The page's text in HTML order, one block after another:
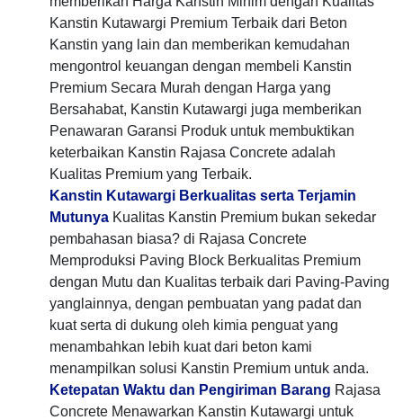
Kanstin Kutawargi Premium Terbaik dari Beton
Kanstin yang lain dan memberikan kemudahan
mengontrol keuangan dengan membeli Kanstin
Premium Secara Murah dengan Harga yang
Bersahabat, Kanstin Kutawargi juga memberikan
Penawaran Garansi Produk untuk membuktikan
keterbaikan Kanstin Rajasa Concrete adalah
Kualitas Premium yang Terbaik.
Kanstin Kutawargi Berkualitas serta Terjamin
Mutunya Kualitas Kanstin Premium bukan sekedar
pembahasan biasa? di Rajasa Concrete
Memproduksi Paving Block Berkualitas Premium
dengan Mutu dan Kualitas terbaik dari Paving-Paving
yanglainnya, dengan pembuatan yang padat dan
kuat serta di dukung oleh kimia penguat yang
menambahkan lebih kuat dari beton kami
menampilkan solusi Kanstin Premium untuk anda.
Ketepatan Waktu dan Pengiriman Barang Rajasa
Concrete Menawarkan Kanstin Kutawargi untuk